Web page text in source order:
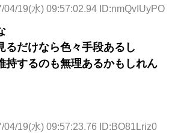
04/19(水) 09:57:02.94 ID:nmQvIUyPO
るだけなら色々手段あるし
持するのも無理あるかもしれん
04/19(水) 09:57:23.76 ID:BO81Lriz0